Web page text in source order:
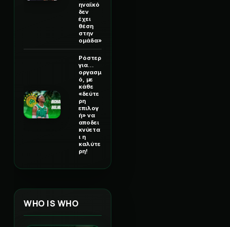
ηναϊκό
δεν
έχει
θέση
στην
ομάδα»
Ρόστερ
για...
οργασμ
ό, με
κάθε
«δεύτε
ρη
επιλογ
ή» να
αποδει
κνύετα
ι η
καλύτε
ρη!
WHO IS WHO